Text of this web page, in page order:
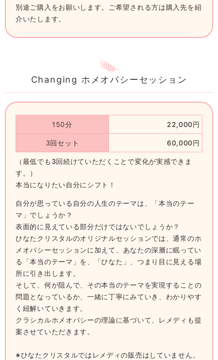
別途ご購入をお願いします。ご希望される方は購入先を紹
介いたします。
Changing ホメオパシーセッション
150分 22,000円
3回セット 60,000円
（最低でも3回続けていただくことで変化が実感できま
す。）
本当になりたい自分にシフト！
自分が思っている自分の人生のテーマは、「本当のテー
マ」でしょうか？
表面的に見えている部分だけではないでしょうか？
ひなたクリスタルのオリジナルセッションでは、通常のホ
メオパシーセッションに加えて、 あなたの深層に眠ってい
る「本当のテーマ」を、
「ひなた」、つまり目に見える場
所に引き出します。
そして、何が阻んで、その本当のテーマを実現することの
問題となっているか、一緒に丁寧にみていき、わかりやす
く紐解いていきます。
クラシカルホメオパシーの理論に基づいて、レメディも提
案させていただきます。
※ひなたクリスタルではレメディの販売はしていません。